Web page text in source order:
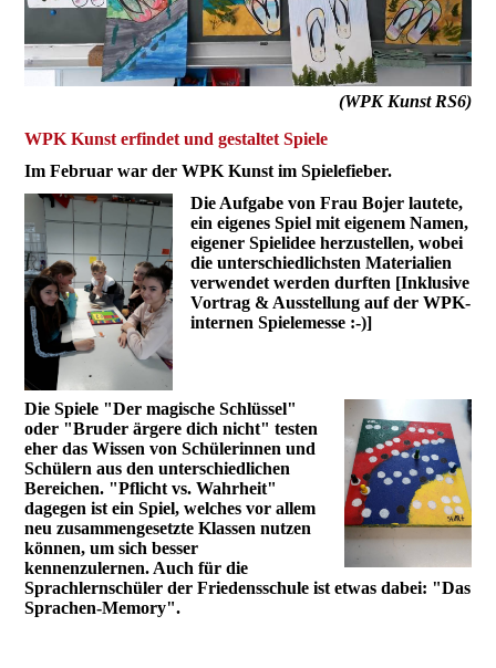
(WPK Kunst RS6)
WPK Kunst erfindet und gestaltet Spiele
Im Februar war der WPK Kunst im Spielefieber.
Die Aufgabe von Frau Bojer lautete,
ein eigenes Spiel mit eigenem Namen,
eigener Spielidee herzustellen, wobei
die unterschiedlichsten Materialien
verwendet werden durften [Inklusive
Vortrag & Ausstellung auf der WPK-
internen Spielemesse :-)]
Die Spiele "Der magische Schlüssel"
oder "Bruder ärgere dich nicht" testen
eher das Wissen von Schülerinnen und
Schülern aus den unterschiedlichen
Bereichen. "Pflicht vs. Wahrheit"
dagegen ist ein Spiel, welches vor allem
neu zusammengesetzte Klassen nutzen
können, um sich besser
kennenzulernen. Auch für die
Sprachlernschüler der Friedensschule ist etwas dabei: "Das
Sprachen-Memory".